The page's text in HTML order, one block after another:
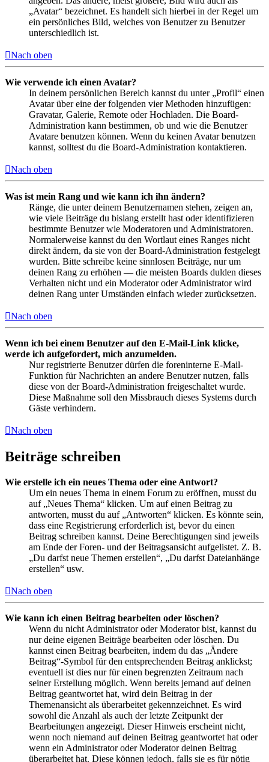
„Avatar“ bezeichnet. Es handelt sich hierbei in der Regel um
ein persönliches Bild, welches von Benutzer zu Benutzer
unterschiedlich ist.
Nach oben
Wie verwende ich einen Avatar?
In deinem persönlichen Bereich kannst du unter „Profil“ einen
Avatar über eine der folgenden vier Methoden hinzufügen:
Gravatar, Galerie, Remote oder Hochladen. Die Board-
Administration kann bestimmen, ob und wie die Benutzer
Avatare benutzen können. Wenn du keinen Avatar benutzen
kannst, solltest du die Board-Administration kontaktieren.
Nach oben
Was ist mein Rang und wie kann ich ihn ändern?
Ränge, die unter deinem Benutzernamen stehen, zeigen an,
wie viele Beiträge du bislang erstellt hast oder identifizieren
bestimmte Benutzer wie Moderatoren und Administratoren.
Normalerweise kannst du den Wortlaut eines Ranges nicht
direkt ändern, da sie von der Board-Administration festgelegt
wurden. Bitte schreibe keine sinnlosen Beiträge, nur um
deinen Rang zu erhöhen — die meisten Boards dulden dieses
Verhalten nicht und ein Moderator oder Administrator wird
deinen Rang unter Umständen einfach wieder zurücksetzen.
Nach oben
Wenn ich bei einem Benutzer auf den E-Mail-Link klicke,
werde ich aufgefordert, mich anzumelden.
Nur registrierte Benutzer dürfen die foreninterne E-Mail-
Funktion für Nachrichten an andere Benutzer nutzen, falls
diese von der Board-Administration freigeschaltet wurde.
Diese Maßnahme soll den Missbrauch dieses Systems durch
Gäste verhindern.
Nach oben
Beiträge schreiben
Wie erstelle ich ein neues Thema oder eine Antwort?
Um ein neues Thema in einem Forum zu eröffnen, musst du
auf „Neues Thema“ klicken. Um auf einen Beitrag zu
antworten, musst du auf „Antworten“ klicken. Es könnte sein,
dass eine Registrierung erforderlich ist, bevor du einen
Beitrag schreiben kannst. Deine Berechtigungen sind jeweils
am Ende der Foren- und der Beitragsansicht aufgelistet. Z. B.
„Du darfst neue Themen erstellen“, „Du darfst Dateianhänge
erstellen“ usw.
Nach oben
Wie kann ich einen Beitrag bearbeiten oder löschen?
Wenn du nicht Administrator oder Moderator bist, kannst du
nur deine eigenen Beiträge bearbeiten oder löschen. Du
kannst einen Beitrag bearbeiten, indem du das „Ändere
Beitrag“-Symbol für den entsprechenden Beitrag anklickst;
eventuell ist dies nur für einen begrenzten Zeitraum nach
seiner Erstellung möglich. Wenn bereits jemand auf deinen
Beitrag geantwortet hat, wird dein Beitrag in der
Themenansicht als überarbeitet gekennzeichnet. Es wird
sowohl die Anzahl als auch der letzte Zeitpunkt der
Bearbeitungen angezeigt. Dieser Hinweis erscheint nicht,
wenn noch niemand auf deinen Beitrag geantwortet hat oder
wenn ein Administrator oder Moderator deinen Beitrag
überarbeitet hat. Diese können jedoch, falls sie es für nötig